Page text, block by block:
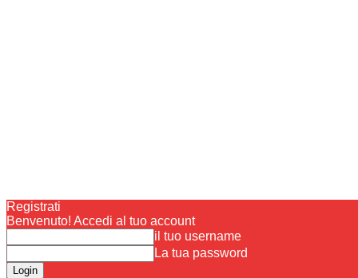
Registrati
Benvenuto! Accedi al tuo account
il tuo username
La tua password